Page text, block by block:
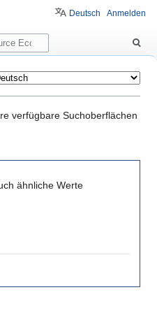
verfügbare Suchoberflächen
ähnliche Werte
Deutsch Anmelden